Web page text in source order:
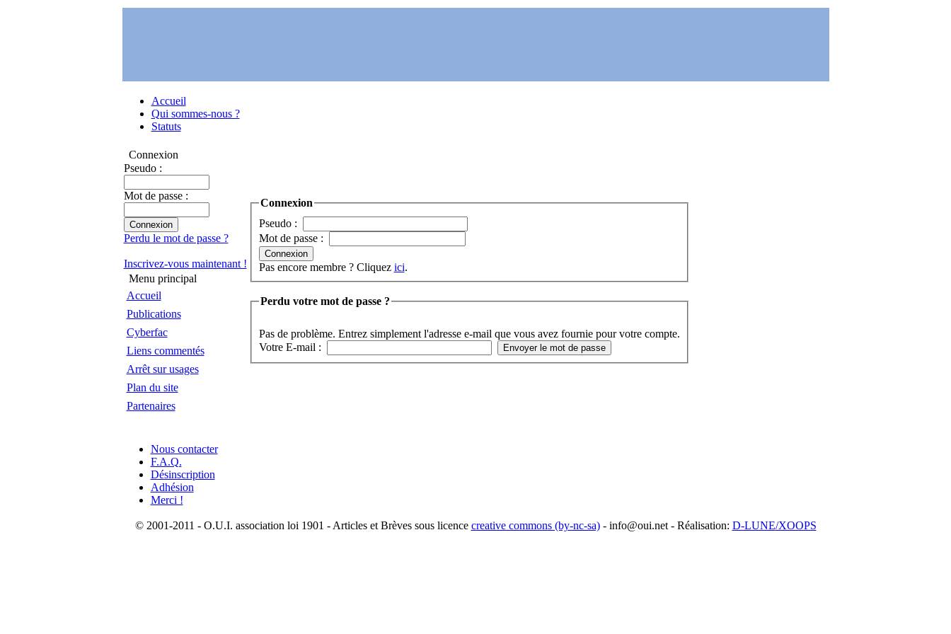
Accueil
Qui sommes-nous ?
Statuts
Connexion
Pseudo :
Mot de passe :
Perdu le mot de passe ?
Inscrivez-vous maintenant !
Menu principal
Accueil
Publications
Cyberfac
Liens commentés
Arrêt sur usages
Plan du site
Partenaires
Connexion
Pseudo :
Mot de passe :
Pas encore membre ? Cliquez ici.
Perdu votre mot de passe ?
Pas de problème. Entrez simplement l'adresse e-mail que vous avez fournie pour votre compte.
Votre E-mail :
Nous contacter
F.A.Q.
Désinscription
Adhésion
Merci !
© 2001-2011 - O.U.I. association loi 1901 - Articles et Brèves sous licence creative commons (by-nc-sa)- info@oui.net - Réalisation: D-LUNE/XOOPS